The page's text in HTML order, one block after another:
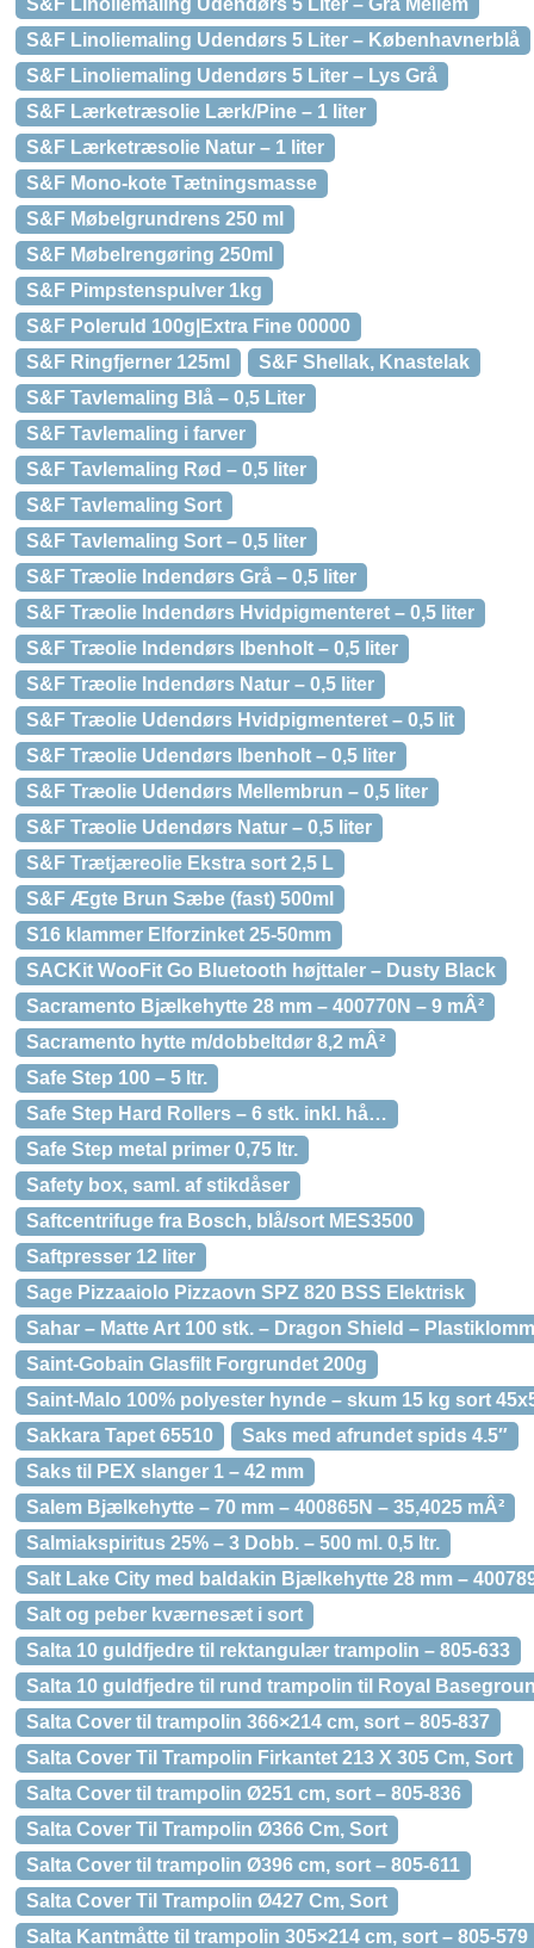
S&F Linoliemaling Udendørs 5 Liter – Grå Mellem
S&F Linoliemaling Udendørs 5 Liter – Københavnerblå
S&F Linoliemaling Udendørs 5 Liter – Lys Grå
S&F Lærketræsolie Lærk/Pine – 1 liter
S&F Lærketræsolie Natur – 1 liter
S&F Mono-kote Tætningsmasse
S&F Møbelgrundrens 250 ml
S&F Møbelrengøring 250ml
S&F Pimpstenspulver 1kg
S&F Poleruld 100g|Extra Fine 00000
S&F Ringfjerner 125ml
S&F Shellak, Knastelak
S&F Tavlemaling Blå – 0,5 Liter
S&F Tavlemaling i farver
S&F Tavlemaling Rød – 0,5 liter
S&F Tavlemaling Sort
S&F Tavlemaling Sort – 0,5 liter
S&F Træolie Indendørs Grå – 0,5 liter
S&F Træolie Indendørs Hvidpigmenteret – 0,5 liter
S&F Træolie Indendørs Ibenholt – 0,5 liter
S&F Træolie Indendørs Natur – 0,5 liter
S&F Træolie Udendørs Hvidpigmenteret – 0,5 lit
S&F Træolie Udendørs Ibenholt – 0,5 liter
S&F Træolie Udendørs Mellembrun – 0,5 liter
S&F Træolie Udendørs Natur – 0,5 liter
S&F Trætjæreolie Ekstra sort 2,5 L
S&F Ægte Brun Sæbe (fast) 500ml
S16 klammer Elforzinket 25-50mm
SACKit WooFit Go Bluetooth højttaler – Dusty Black
Sacramento Bjælkehytte 28 mm – 400770N – 9 mÂ²
Sacramento hytte m/dobbeltdør 8,2 mÂ²
Safe Step 100 – 5 ltr.
Safe Step Hard Rollers – 6 stk. inkl. hå…
Safe Step metal primer 0,75 ltr.
Safety box, saml. af stikdåser
Saftcentrifuge fra Bosch, blå/sort MES3500
Saftpresser 12 liter
Sage Pizzaaiolo Pizzaovn SPZ 820 BSS Elektrisk
Sahar – Matte Art 100 stk. – Dragon Shield –
Saint-Gobain Glasfilt Forgrundet 200g
Saint-Malo 100% polyester hynde – skum 15 kg sort
Sakkara Tapet 65510
Saks med afrundet spids 4.5″
Saks til PEX slanger 1 – 42 mm
Salem Bjælkehytte – 70 mm – 400865N – 35,4025 mÂ²
Salmiakspiritus 25% – 3 Dobb. – 500 ml. 0,5 ltr.
Salt Lake City med baldakin Bjælkehytte 28 mm –
Salt og peber kværnesæt i sort
Salta 10 guldfjedre til rektangulær trampolin – 805-633
Salta 10 guldfjedre til rund trampolin til Royal
Salta Cover til trampolin 366×214 cm, sort – 805-837
Salta Cover Til Trampolin Firkantet 213 X 305 Cm, Sort
Salta Cover til trampolin Ø251 cm, sort – 805-836
Salta Cover Til Trampolin Ø366 Cm, Sort
Salta Cover til trampolin Ø396 cm, sort – 805-611
Salta Cover Til Trampolin Ø427 Cm, Sort
Salta Kantmåtte til trampolin 305×214 cm, sort – 805-579